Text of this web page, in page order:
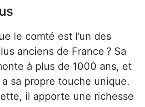
le comté est l’un des
anciens de France ? Sa
à plus de 1000 ans, et
sa propre touche unique.
il apporte une richesse